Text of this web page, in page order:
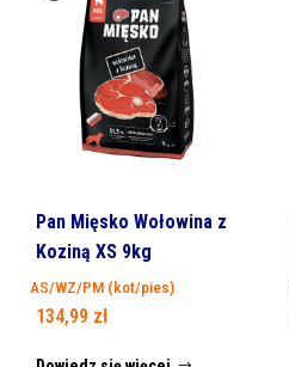
Pan Mięsko Wołowina z
Koziną XS 9kg
AS/WZ/PM (kot/pies)
134,99 zł